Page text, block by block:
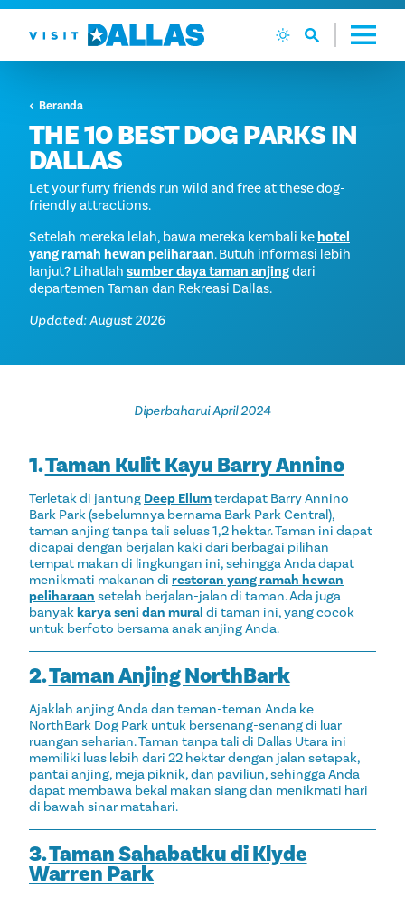
Langsung ke isi
Beranda
THE 10 BEST DOG PARKS IN
DALLAS
Let your furry friends run wild and free at these dog-
friendly attractions.
Setelah mereka lelah, bawa mereka kembali kehotel
yang ramah hewan peliharaan. Butuh informasi lebih
lanjut? Lihatlah sumber daya taman anjingdari
departemen Taman dan Rekreasi Dallas.
Updated: August 2026
Diperbaharui April 2024
1.Taman Kulit Kayu Barry Annino
Terletak di jantung Deep Ellumterdapat Barry Annino
Bark Park (sebelumnya bernama Bark Park Central),
taman anjing tanpa tali seluas 1,2 hektar. Taman ini dapat
dicapai dengan berjalan kaki dari berbagai pilihan
tempat makan di lingkungan ini, sehingga Anda dapat
menikmati makanan di restoran yang ramah hewan
peliharaan setelah berjalan-jalan di taman. Ada juga
banyakkarya seni dan mural di taman ini, yang cocok
untuk berfoto bersama anak anjing Anda.
2.Taman Anjing NorthBark
Ajaklah anjing Anda dan teman-teman Anda ke
NorthBark Dog Park untuk bersenang-senang di luar
ruangan seharian. Taman tanpa tali di Dallas Utara ini
memiliki luas lebih dari 22 hektar dengan jalan setapak,
pantai anjing, meja piknik, dan paviliun, sehingga Anda
dapat membawa bekal makan siang dan menikmati hari
di bawah sinar matahari.
3.Taman Sahabatku di Klyde
Warren Park